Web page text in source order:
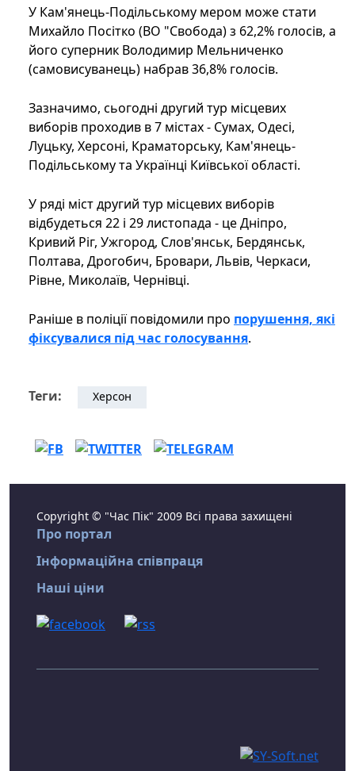
У Кам'янець-Подільському мером може стати
Михайло Посітко (ВО "Свобода) з 62,2% голосів, а
його суперник Володимир Мельниченко
(самовисуванець) набрав 36,8% голосів.
Зазначимо, сьогодні другий тур місцевих
виборів проходив в 7 містах - Сумах, Одесі,
Луцьку, Херсоні, Краматорську, Кам'янець-
Подільському та Українці Київської області.
У ряді міст другий тур місцевих виборів
відбудеться 22 і 29 листопада - це Дніпро,
Кривий Ріг, Ужгород, Слов'янськ, Бердянськ,
Полтава, Дрогобич, Бровари, Львів, Черкаси,
Рівне, Миколаїв, Чернівці.
Раніше в поліції повідомили про порушення, які
фіксувалися під час голосування.
Теги: Херсон
Copyright © "Час Пік" 2009 Всі права захищені
Про портал
Інформаційна співпраця
Наші ціни